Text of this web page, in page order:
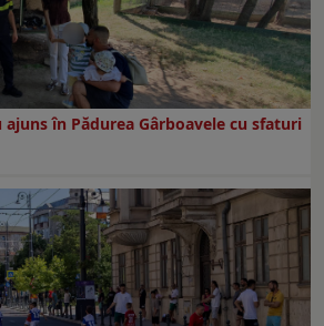
în Pădurea Gârboavele cu sfaturi